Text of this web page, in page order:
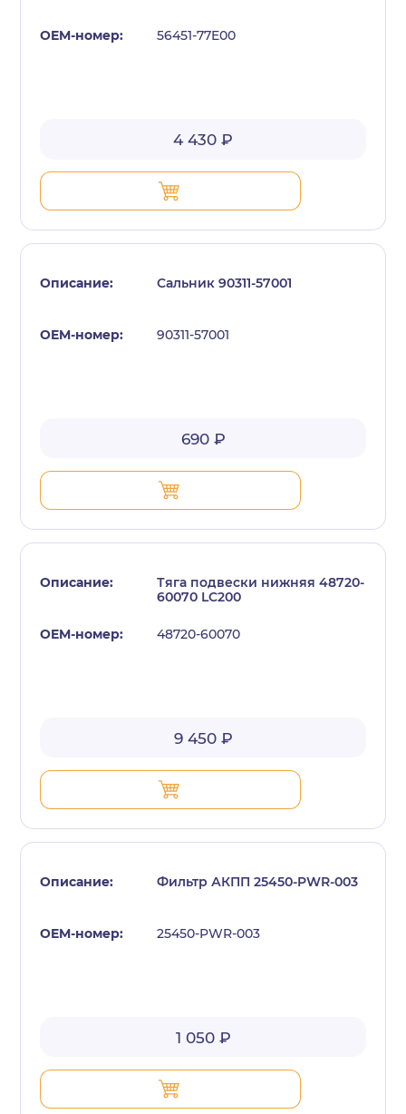
56451-77E00
4 430 ₽
Сальник 90311-57001
90311-57001
690 ₽
Тяга подвески нижняя 48720-
60070 LC200
48720-60070
9 450 ₽
Фильтр АКПП 25450-PWR-003
25450-PWR-003
1 050 ₽